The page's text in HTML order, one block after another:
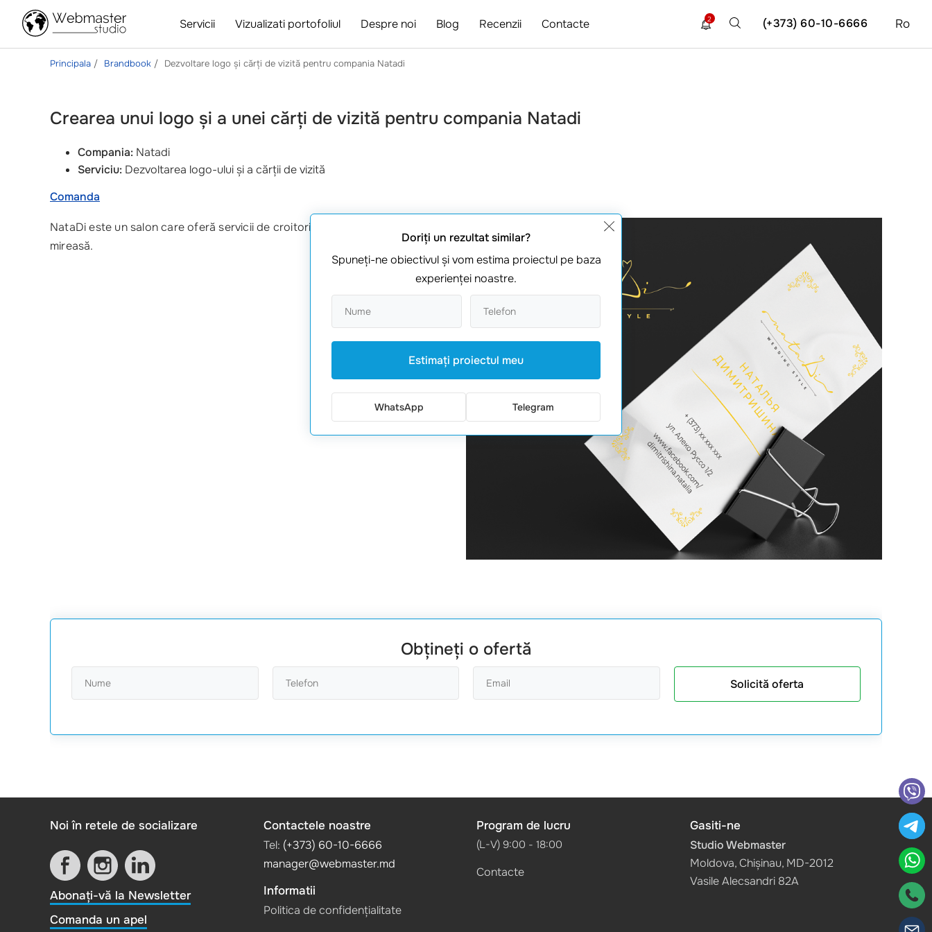
Servicii Vizualizati portofoliul Despre noi Blog Recenzii Contacte Ro
(+373) 60-10-6666
2
Principala Brandbook Dezvoltare logo și cărți de vizită pentru compania Natadi
Crearea unui logo și a unei cărți de vizită pentru compania Natadi
Compania: Natadi
Serviciu: Dezvoltarea logo-ului și a cărții de vizită
Comanda
NataDi este un salon care oferă servicii de croitorie și vânzare de rochii de
mireasă.
Obțineți o ofertă
Solicită oferta
Noi în retele de socializare
Abonați-vă la Newsletter
Comanda un apel
Contactele noastre
Tel: (+373) 60-10-6666
manager@webmaster.md
Informatii
Politica de confidențialitate
Program de lucru
(L-V) 9:00 - 18:00
Contacte
Gasiti-ne
Studio Webmaster
Moldova, Chișinau, MD-2012
Vasile Alecsandri 82A
Doriţi un rezultat similar?
Spuneţi-ne obiectivul şi vom estima proiectul pe baza
experienţei noastre.
Estimaţi proiectul meu
WhatsApp Telegram